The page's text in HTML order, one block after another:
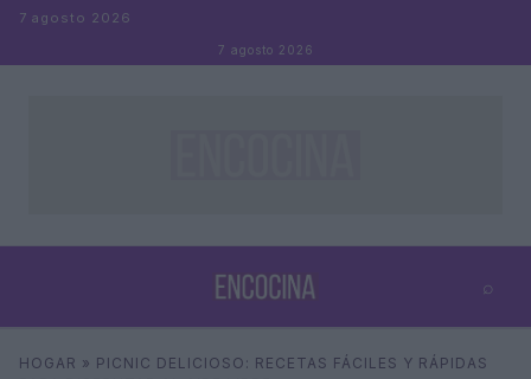
Saltar al contenido
7 agosto 2026
7 agosto 2026
⌕
Buscar ⌕ ×
HOGAR » PICNIC DELICIOSO: RECETAS FÁCILES Y RÁPIDAS